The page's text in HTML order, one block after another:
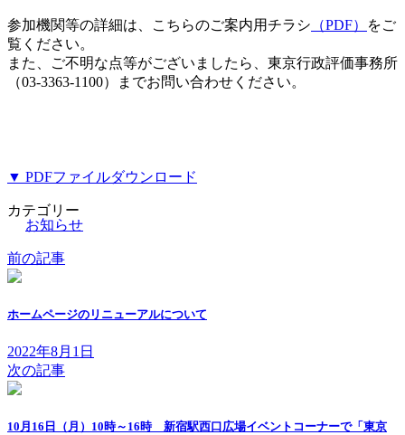
参加機関等の詳細は、こちらのご案内用チラシ （PDF）
をご
覧ください。
また、ご不明な点等がございましたら、東京行政評価事務所
（03-3363-1100）までお問い合わせください。
▼ PDFファイルダウンロード
カテゴリー
お知らせ
前の記事
ホームページのリニューアルについて
2022年8月1日
次の記事
10月16日（月）10時～16時 新宿駅西口広場イベントコーナーで「東京